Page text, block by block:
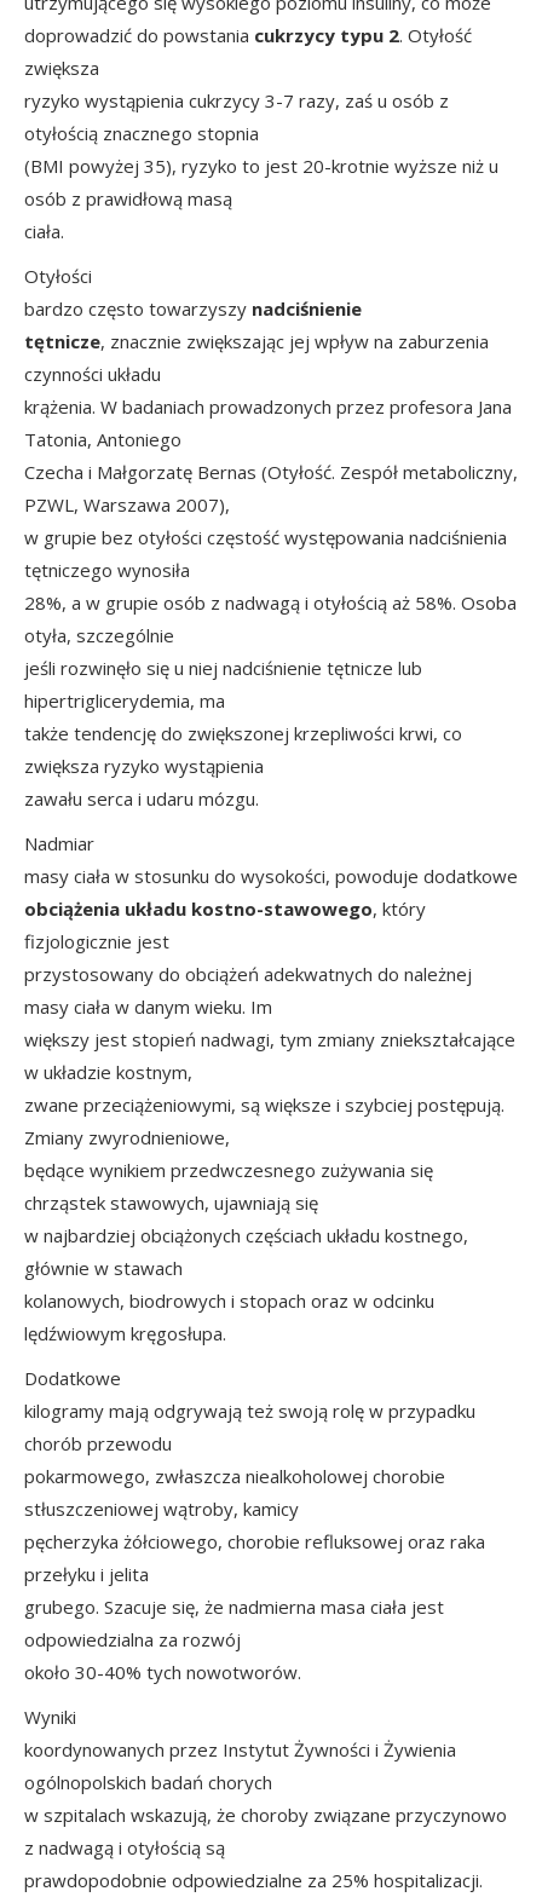
doprowadzić do powstania cukrzycy typu 2. Otyłość
zwiększa
ryzyko wystąpienia cukrzycy 3-7 razy, zaś u osób z
otyłością znacznego stopnia
(BMI powyżej 35), ryzyko to jest 20-krotnie wyższe niż u
osób z prawidłową masą
ciała.
Otyłości
bardzo często towarzyszy nadciśnienie
tętnicze, znacznie zwiększając jej wpływ na zaburzenia
czynności układu
krążenia. W badaniach prowadzonych przez profesora Jana
Tatonia, Antoniego
Czecha i Małgorzatę Bernas (Otyłość. Zespół metaboliczny,
PZWL, Warszawa 2007),
w grupie bez otyłości częstość występowania nadciśnienia
tętniczego wynosiła
28%, a w grupie osób z nadwagą i otyłością aż 58%. Osoba
otyła, szczególnie
jeśli rozwinęło się u niej nadciśnienie tętnicze lub
hipertriglicerydemia, ma
także tendencję do zwiększonej krzepliwości krwi, co
zwiększa ryzyko wystąpienia
zawału serca i udaru mózgu.
Nadmiar
masy ciała w stosunku do wysokości, powoduje dodatkowe
obciążenia układu kostno-stawowego, który
fizjologicznie jest
przystosowany do obciążeń adekwatnych do należnej
masy ciała w danym wieku. Im
większy jest stopień nadwagi, tym zmiany zniekształcające
w układzie kostnym,
zwane przeciążeniowymi, są większe i szybciej postępują.
Zmiany zwyrodnieniowe,
będące wynikiem przedwczesnego zużywania się
chrząstek stawowych, ujawniają się
w najbardziej obciążonych częściach układu kostnego,
głównie w stawach
kolanowych, biodrowych i stopach oraz w odcinku
lędźwiowym kręgosłupa.
Dodatkowe
kilogramy mają odgrywają też swoją rolę w przypadku
chorób przewodu
pokarmowego, zwłaszcza niealkoholowej chorobie
stłuszczeniowej wątroby, kamicy
pęcherzyka żółciowego, chorobie refluksowej oraz raka
przełyku i jelita
grubego. Szacuje się, że nadmierna masa ciała jest
odpowiedzialna za rozwój
około 30-40% tych nowotworów.
Wyniki
koordynowanych przez Instytut Żywności i Żywienia
ogólnopolskich badań chorych
w szpitalach wskazują, że choroby związane przyczynowo
z nadwagą i otyłością są
prawdopodobnie odpowiedzialne za 25% hospitalizacji.